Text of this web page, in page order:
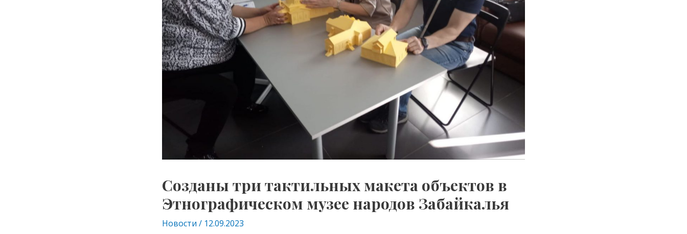
Созданы три тактильных макета объектов в
Этнографическом музее народов Забайкалья
Новости / 12.09.2023